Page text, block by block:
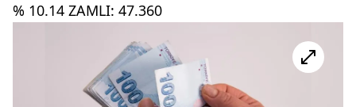
% 10.14 ZAMLI: 47.360